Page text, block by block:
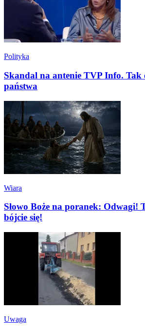
Polityka
Skandal na antenie TVP Info. Tak
państwa
Wiara
Słowo Boże na poranek: Odwagi!
bójcie się!
Uwaga